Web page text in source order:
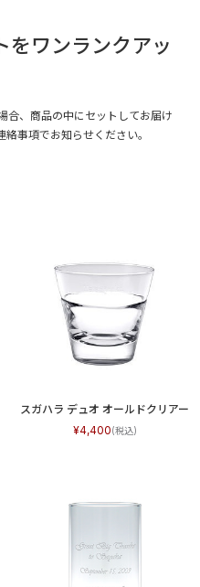
をワンランクアッ
合、商品の中にセットしてお届け
事項でお知らせください。
スガハラ デュオ オールドクリアー
4,400